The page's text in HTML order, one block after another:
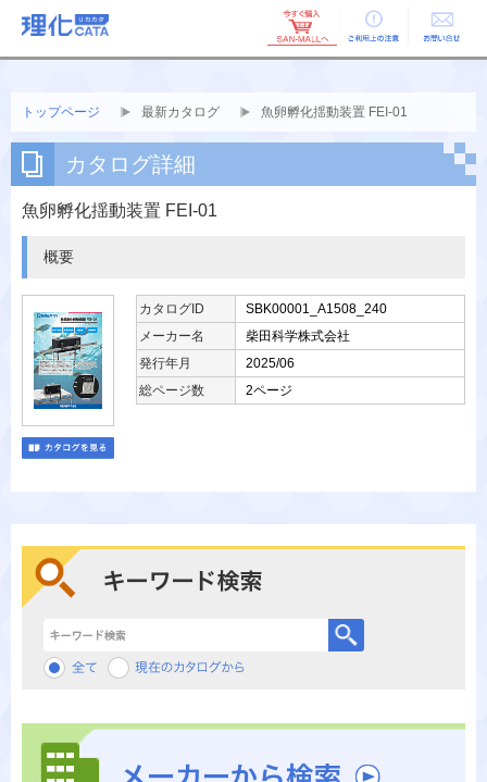
ご利用上の お問い合せ
トップページ 最新カタログ 魚卵孵化揺動装置 FEI-01
カタログ詳細
魚卵孵化揺動装置 FEI-01
概要
カタログID
SBK00001_A1508_240
メーカー名
柴田科学株式会社
発行年月
2025/06
総ページ数
2ページ
キーワード検索